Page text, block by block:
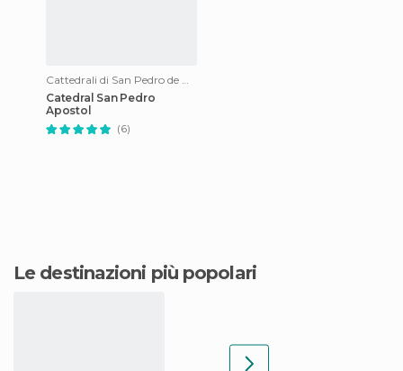
Cattedrali di San Pedro de Macorís
Catedral San Pedro
Apostol
(6)
Le destinazioni più popolari